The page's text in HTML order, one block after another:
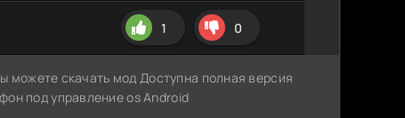
1 0
можете скачать мод Доступна полная версия
под управление os Android